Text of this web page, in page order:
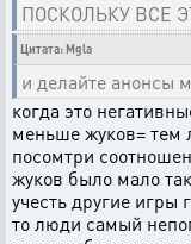
ПОСКОЛЬКУ ВСЕ
Цитата: Mgla
и делайте анонсы
когда это
меньше жуков= тем
посомтри
жуков было мало
учесть другие игры
то люди самый